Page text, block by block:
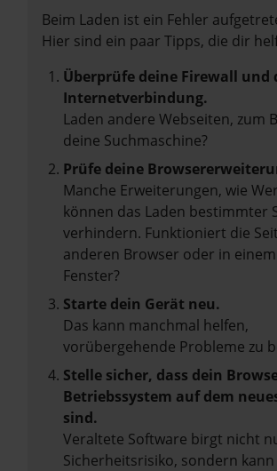
Beim Laden ist ein Fehler
Hier sind ein paar Tipps, die dir
Überprüfe deine Firewall und
Internetverbindung.
Laden andere Webseiten, zum
deine Suchmaschine?
Prüfe deine
Manche Erweiterungen, wie
können das Laden bestimmter
verhindern. Funktioniert die
anderen Browser oder in
Fenster?
Starte dein Gerät neu.
Das kann manchmal helfen,
vorübergehende Probleme zu
Stelle sicher, dass dein
Betriebssystem auf dem
sind.
Veraltete Software birgt nicht
Sicherheitsrisiko, sondern kann